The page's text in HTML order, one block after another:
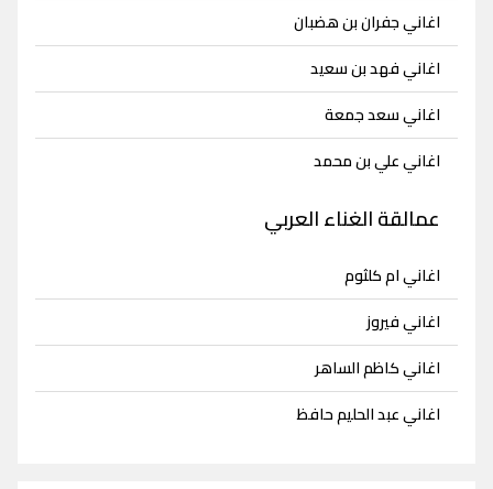
اغاني جفران بن هضبان
اغاني فهد بن سعيد
اغاني سعد جمعة
اغاني علي بن محمد
عمالقة الغناء العربي
اغاني ام كلثوم
اغاني فيروز
اغاني كاظم الساهر
اغاني عبد الحليم حافظ